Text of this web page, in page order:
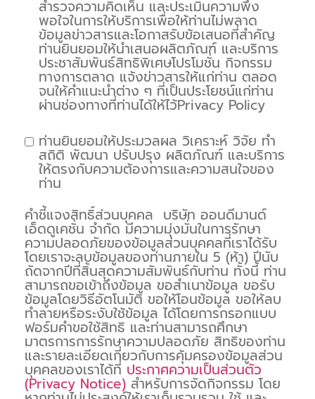
สำรวจความคิดเห็น และประเมินความพึง
พอใจในการให้บริการเพื่อให้ท่านไม่พลาด
ข้อมูลข่าวสารและโอกาสรับข้อเสนอที่สำคัญ
ท่านยินยอมให้นำเสนอผลิตภัณฑ์ และบริการ
ประชาสัมพันธ์สิทธิพิเศษโปรโมชั่น กิจกรรม
ทางการตลาด แจ้งข่าวสารให้แก่ท่าน ตลอด
จนให้คำแนะนำต่าง ๆ ที่เป็นประโยชน์แก่ท่าน
ผ่านช่องทางที่ท่านได้ให้ไว้Privacy Policy
ท่านยินยอมให้ประมวลผล วิเคราะห์ วิจัย ทำ
สถิติ พัฒนา ปรับปรุง ผลิตภัณฑ์ และบริการ
ให้ตรงกับความต้องการและความสนใจของ
ท่าน
คำชี้แจงสิทธิ์ส่วนบุคคล บริษัท ออนดีมานด์
เอ็ดดูเคชั่น จำกัด มีความมุ่งมั่นในการรักษา
ความปลอดภัยของข้อมูลส่วนบุคคลที่เราได้รับ
โดยเราจะลบข้อมูลของท่านภายใน 5 (ห้า) ปีนับ
ถัดจากปีที่สิ้นสุดความสัมพันธ์กับท่าน ทั้งนี้ ท่าน
สามารถขอเข้าถึงข้อมูล ขอสำเนาข้อมูล ขอรับ
ข้อมูลโดยวิธีอัตโนมัติ ขอให้โอนข้อมูล ขอให้ลบ
ทำลายหรือระงับใช้ข้อมูล ได้โดยการกรอกแบบ
ฟอร์มคำขอใช้สิทธิ และท่านสามารถศึกษา
มาตรการการรักษาความปลอดภัย สิทธิของท่าน
และรายละเอียดเกี่ยวกับการคุ้มครองข้อมูลส่วน
บุคคลของเราได้ที่ ประกาศความเป็นส่วนตัว
(Privacy Notice) สำหรับการจัดกิจกรรม โดย